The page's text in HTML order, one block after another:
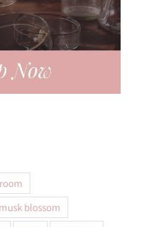
musk blossom